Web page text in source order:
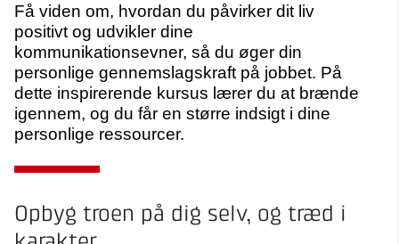
Få viden om, hvordan du påvirker dit liv
positivt og udvikler dine
kommunikationsevner, så du øger din
personlige gennemslagskraft på jobbet. På
dette inspirerende kursus lærer du at brænde
igennem, og du får en større indsigt i dine
personlige ressourcer.
Opbyg troen på dig selv, og træd i